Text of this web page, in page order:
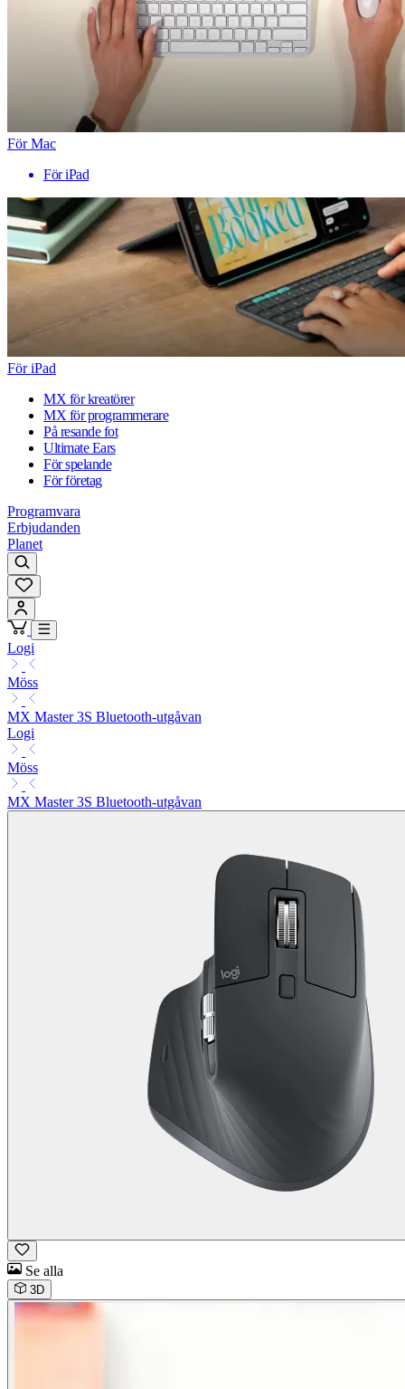
För Mac
För iPad
För iPad
MX för kreatörer
MX för programmerare
På resande fot
Ultimate Ears
För spelande
För företag
Programvara
Erbjudanden
Planet
Logi
Möss
MX Master 3S Bluetooth-utgåvan
Logi
Möss
MX Master 3S Bluetooth-utgåvan
Se alla
3D